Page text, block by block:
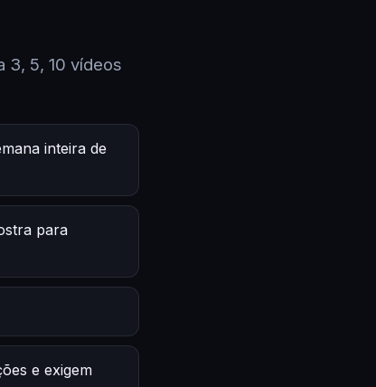
3, 5, 10 vídeos
inteira de
para
e exigem